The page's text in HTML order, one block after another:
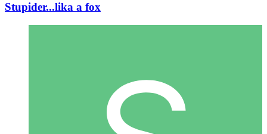
Stupider...lika a fox